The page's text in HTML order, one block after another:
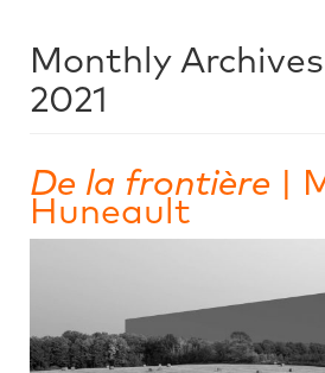
Monthly
2021
De la frontière |
Huneault